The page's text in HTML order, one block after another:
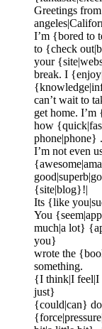
Greetings
I’m {bored to
to {check
your
break. I
can’t wait to
get home. I’m
how
phone|phone}
I’m not even
{site|blog}!|
Its {like
You
much|a lot}
you}
wrote the
something.
{I think|I feel|I
just}
{could|can}